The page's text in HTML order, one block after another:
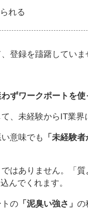
れる
登録を躊躇していま
ずワークポートを使
、未経験からIT業界
意味でも
「未経験
はありません。「
んでくれます。
の 「泥臭い強さ」 の